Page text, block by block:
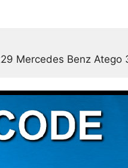
Mercedes Benz